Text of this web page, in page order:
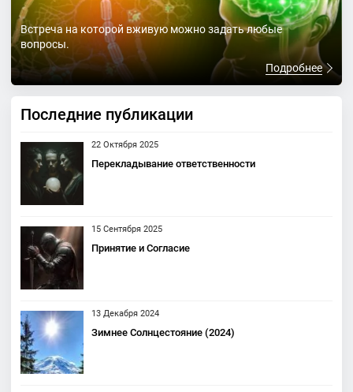
Встреча на которой вживую можно задать любые
вопросы.
Подробнее
Последние публикации
22 Октября 2025
Перекладывание ответственности
15 Сентября 2025
Принятие и Согласие
13 Декабря 2024
Зимнее Солнцестояние (2024)